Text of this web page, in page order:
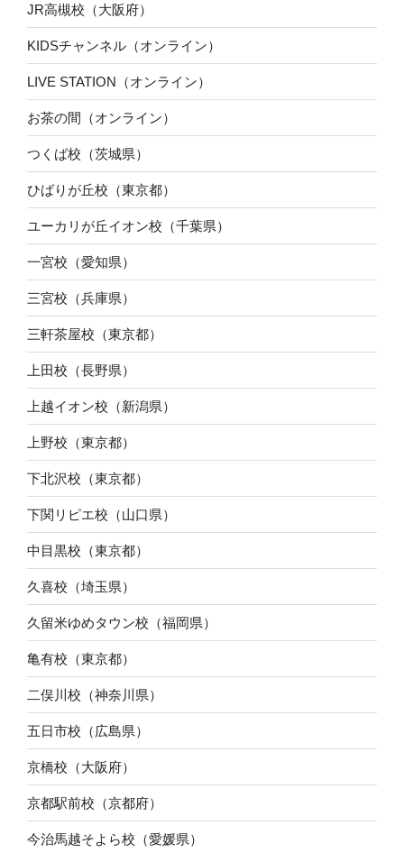
JR高槻校（大阪府）
KIDSチャンネル（オンライン）
LIVE STATION（オンライン）
お茶の間（オンライン）
つくば校（茨城県）
ひばりが丘校（東京都）
ユーカリが丘イオン校（千葉県）
一宮校（愛知県）
三宮校（兵庫県）
三軒茶屋校（東京都）
上田校（長野県）
上越イオン校（新潟県）
上野校（東京都）
下北沢校（東京都）
下関リピエ校（山口県）
中目黒校（東京都）
久喜校（埼玉県）
久留米ゆめタウン校（福岡県）
亀有校（東京都）
二俣川校（神奈川県）
五日市校（広島県）
京橋校（大阪府）
京都駅前校（京都府）
今治馬越そよら校（愛媛県）